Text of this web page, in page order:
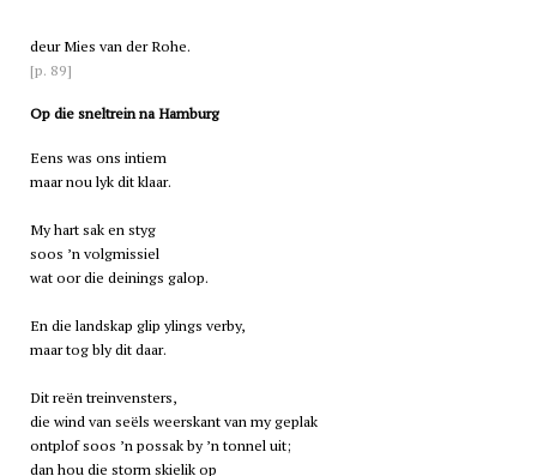
deur Mies van der Rohe.
[p. 89]
Op die sneltrein na Hamburg
Eens was ons intiem
maar nou lyk dit klaar.
My hart sak en styg
soos ’n volgmissiel
wat oor die deinings galop.
En die landskap glip ylings verby,
maar tog bly dit daar.
Dit reën treinvensters,
die wind van seëls weerskant van my geplak
ontplof soos ’n possak by ’n tonnel uit;
dan hou die storm skielik op